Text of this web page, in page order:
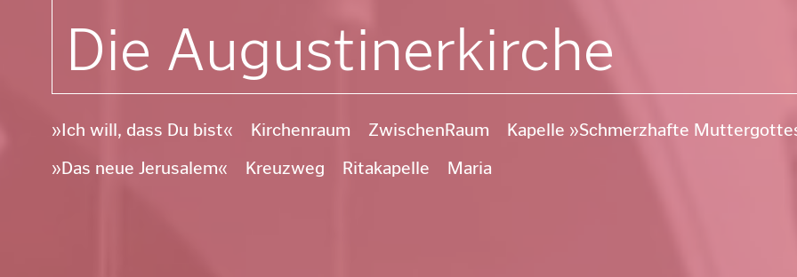
Die Augustinerkirche
»Ich will, dass Du bist« Kirchenraum ZwischenRaum
Kapelle »Schmerzhafte
»Das neue Jerusalem«
Kreuzweg Ritakapelle Maria